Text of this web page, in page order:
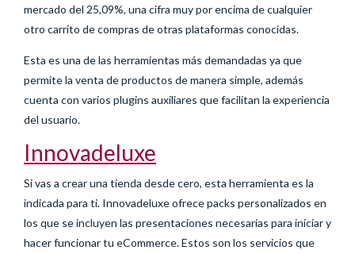
mercado del 25,09%, una cifra muy por encima de cualquier
otro carrito de compras de otras plataformas conocidas.
Esta es una de las herramientas más demandadas ya que
permite la venta de productos de manera simple, además
cuenta con varios plugins auxiliares que facilitan la experiencia
del usuario.
Innovadeluxe
Si vas a crear una tienda desde cero, esta herramienta es la
indicada para ti. Innovadeluxe ofrece packs personalizados en
los que se incluyen las presentaciones necesarias para iniciar y
hacer funcionar tu eCommerce. Estos son los servicios que